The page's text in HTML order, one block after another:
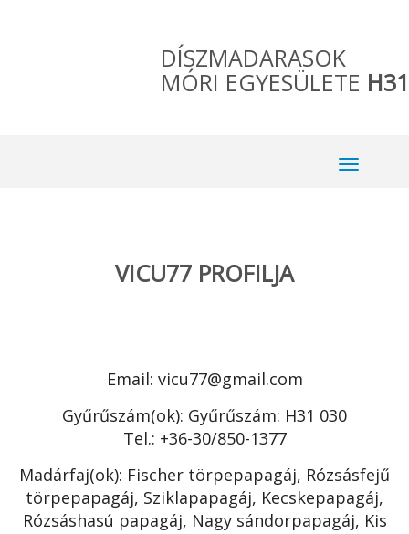
DÍSZMADARASOK
MÓRI EGYESÜLETE H31
VICU77 PROFILJA
Email: vicu77@gmail.com
Gyűrűszám(ok): Gyűrűszám: H31 030
Tel.: +36-30/850-1377
Madárfaj(ok): Fischer törpepapagáj, Rózsásfejű
törpepapagáj, Sziklapapagáj, Kecskepapagáj,
Rózsáshasú papagáj, Nagy sándorpapagáj, Kis